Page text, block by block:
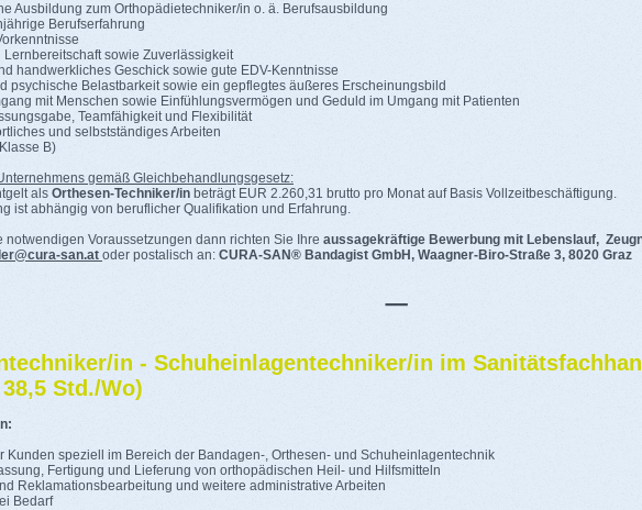
Ausbildung zum Orthopädietechniker/in o. ä. Berufsausbildung
Berufserfahrung
Lernbereitschaft sowie Zuverlässigkeit
handwerkliches Geschick sowie gute EDV-Kenntnisse
psychische Belastbarkeit sowie ein gepflegtes äußeres Erscheinungsbild
mit Menschen sowie Einfühlungsvermögen und Geduld im Umgang mit Patienten
Teamfähigkeit und Flexibilität
und selbstständiges Arbeiten
B)
gemäß Gleichbehandlungsgesetz:
als Orthesen-Techniker/in beträgt EUR 2.260,31 brutto pro Monat auf Basis Vollzeitbeschäftigung.
ist abhängig von beruflicher Qualifikation und Erfahrung.
notwendigen Voraussetzungen dann richten Sie Ihre aussagekräftige Bewerbung mit Lebenslauf,
san.at oder postalisch an: CURA-SAN® Bandagist GmbH, Waagner-Biro-Straße 3, 8020 Graz
in - Schuheinlagentechniker/in im
Std./Wo)
Kunden speziell im Bereich der Bandagen-, Orthesen- und Schuheinlagentechnik
Fertigung und Lieferung von orthopädischen Heil- und Hilfsmitteln
Reklamationsbearbeitung und weitere administrative Arbeiten
Bedarf